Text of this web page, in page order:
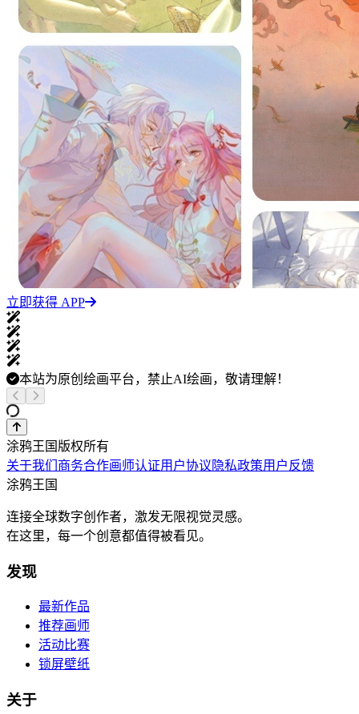
立即获得 APP
本站为原创绘画平台，禁止AI绘画，敬请理解！
涂鸦王国版权所有
关于我们 商务合作画师认证用户协议 隐私政策用户反馈
涂鸦王国
连接全球数字创作者，激发无限视觉灵感。
在这里，每一个创意都值得被看见。
发现
最新作品
推荐画师
活动比赛
锁屏壁纸
关于